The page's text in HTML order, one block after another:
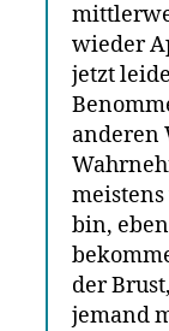
wieder
jetzt
anderen
bin,
der
jemand